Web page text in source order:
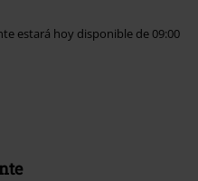
estará hoy disponible de 09:00